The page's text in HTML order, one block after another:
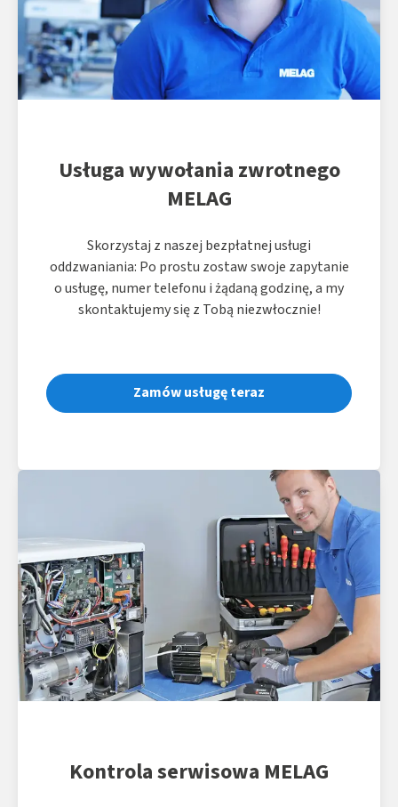
Usługa wywołania zwrotnego
MELAG
Skorzystaj z naszej bezpłatnej usługi
oddzwaniania: Po prostu zostaw swoje zapytanie
o usługę, numer telefonu i żądaną godzinę, a my
skontaktujemy się z Tobą niezwłocznie!
Zamów usługę teraz
Kontrola serwisowa MELAG